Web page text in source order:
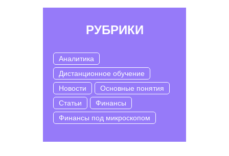
РУБРИКИ
Аналитика
Дистанционное обучение
Новости
Основные понятия
Статьи
Финансы
Финансы под микроскопом